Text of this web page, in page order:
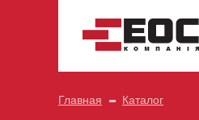
Главная Каталог